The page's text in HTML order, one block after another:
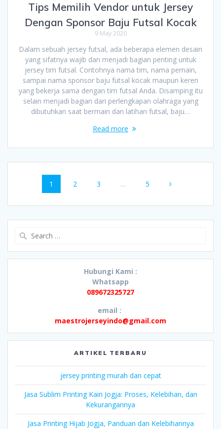
Tips Memilih Vendor untuk Jersey
Dengan Sponsor Baju Futsal Kocak
9 May 2020
Dalam sebuah jersey futsal, ada beberapa elemen desain
yang sifatnya wajib dan menjadi bagian penting untuk
jersey tim futsal. Contohnya nama tim, nama pemain,
sampai nama sponsor baju futsal kocak maupun keren
yang bekerja sama dengan tim futsal Anda. Disamping itu
selain menjadi bagian dari perlengkapan olahraga yang
dibutuhkan saat bermain dan latihan futsal, baju…
Read more
Posts
navigation
Page
1 Page
2 Page
3 … Page
5
Hubungi Kami :
Whatsapp
089672325727
email :
maestrojerseyindo@gmail.com
ARTIKEL TERBARU
jersey printing murah dan cepat
Jasa Sublim Printing Kain Jogja: Proses, Kelebihan, dan
Kekurangannya
Jasa Printing Hijab Jogja, Panduan dan Kelebihannya